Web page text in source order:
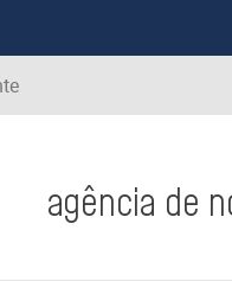
agência de